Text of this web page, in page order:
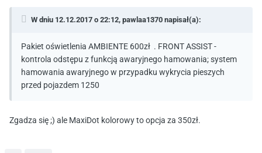
W dniu 12.12.2017 o 22:12, pawlaa1370 napisał(a):
Pakiet oświetlenia AMBIENTE 600zł . FRONT ASSIST -
kontrola odstępu z funkcją awaryjnego hamowania; system
hamowania awaryjnego w przypadku wykrycia pieszych
przed pojazdem 1250
Zgadza się ;) ale MaxiDot kolorowy to opcja za 350zł.